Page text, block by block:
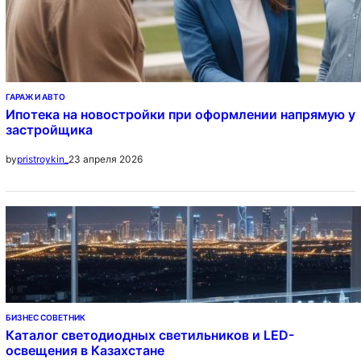
ГАРАЖ И АВТО
Ипотека на новостройки при оформлении напрямую у
застройщика
bypristroykin_ 23 апреля 2026
БИЗНЕС СОВЕТНИК
Каталог светодиодных светильников и LED-
освещения в Казахстане